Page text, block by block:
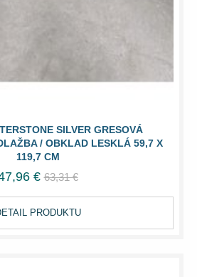
SILVER GRESOVÁ
/ OBKLAD LESKLÁ 59,7 X
119,7 CM
€ 63,31 €
PRODUKTU